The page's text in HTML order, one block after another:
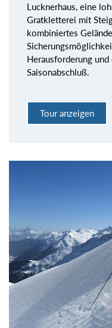
Lucknerhaus, eine
Gratkletterei mit
kombiniertes
Herausforderung
Saisonabschluß.
Tour anzeigen